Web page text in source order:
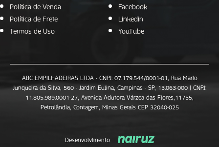
Política de Venda
Política de Frete
Termos de Uso
Facebook
Linkedin
YouTube
ABC EMPILHADEIRAS LTDA - CNPJ: 07.179.544/0001-01, Rua Mario
Junqueira da Silva, 560 - Jardim Eulina, Campinas - SP, 13.063-000 | CNPJ:
11.805.989.0001-27, Avenida Adutora Várzea das Flores,11755,
Petrolândia, Contagem, Minas Gerais CEP 32040-025
Desenvolvimento